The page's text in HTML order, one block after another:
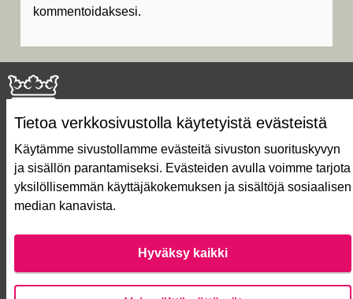
Tietoa verkkosivustolla käytetyistä evästeistä
Käytämme sivustollamme evästeitä sivuston suorituskyvyn
ja sisällön parantamiseksi. Evästeiden avulla voimme tarjota
yksilöllisemmän käyttäjäkokemuksen ja sisältöjä sosiaalisen
median kanavista.
Hyväksy kaikki
kommentoidaksesi.
Näin äänestät Asukasbudjetissa
Asukasbudjetin vaiheet
Usein kysytyt kysymykset
Saavutettavuusseloste
Lataa avoimet datatiedostot
Evästeasetukset